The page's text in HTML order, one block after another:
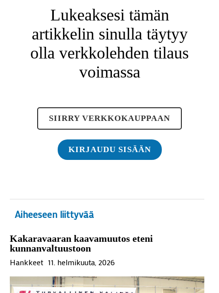
Lukeaksesi tämän
artikkelin sinulla täytyy
olla verkkolehden tilaus
voimassa
SIIRRY VERKKOKAUPPAAN
KIRJAUDU SISÄÄN
Aiheeseen liittyvää
Kakaravaaran kaavamuutos eteni
kunnanvaltuustoon
Hankkeet 11. helmikuuta, 2026